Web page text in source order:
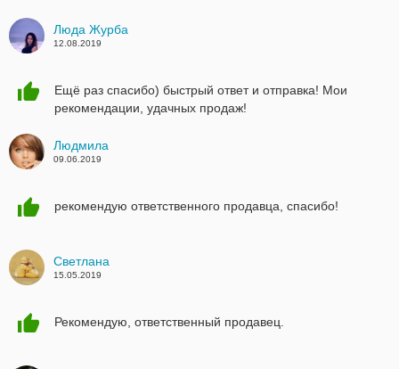
Люда Журба
12.08.2019
Ещё раз спасибо) быстрый ответ и отправка! Мои
рекомендации, удачных продаж!
Людмила
09.06.2019
рекомендую ответственного продавца, спасибо!
Светлана
15.05.2019
Рекомендую, ответственный продавец.